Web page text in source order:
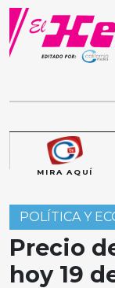
Skip
content
MIRA AQUÍ
POLÍTICA Y
Precio
hoy 19